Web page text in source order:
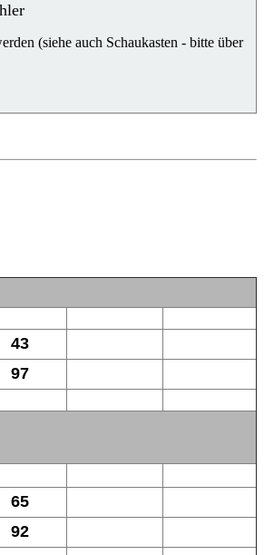
(siehe auch Schaukasten - bitte über
43
97
65
92